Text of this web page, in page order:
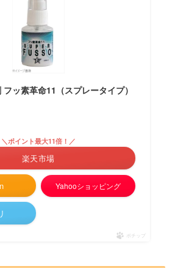
ッ素革命11（スプレータイプ）
＼ポイント最大11倍！／
楽天市場
Yahooショッピング
ポチップ